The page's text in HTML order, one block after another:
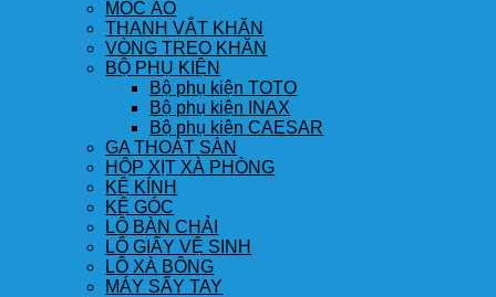
MÓC ÁO
THANH VẮT KHĂN
VÒNG TREO KHĂN
BỘ PHỤ KIỆN
Bộ phụ kiện TOTO
Bộ phụ kiện INAX
Bộ phụ kiện CAESAR
GA THOÁT SÀN
HỘP XỊT XÀ PHÒNG
KỆ KÍNH
KỆ GÓC
LÔ BÀN CHẢI
LÔ GIẤY VỆ SINH
LÔ XÀ BÔNG
MÁY SẤY TAY